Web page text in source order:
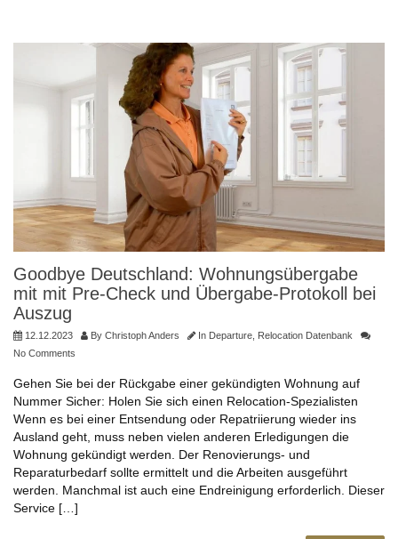
Goodbye Deutschland: Wohnungsübergabe
mit mit Pre-Check und Übergabe-Protokoll bei
Auszug
12.12.2023 By Christoph Anders In Departure
Relocation Datenbank
No Comments
Gehen Sie bei der Rückgabe einer gekündigten Wohnung auf
Nummer Sicher: Holen Sie sich einen Relocation-Spezialisten
Wenn es bei einer Entsendung oder Repatriierung wieder ins
Ausland geht, muss neben vielen anderen Erledigungen die
Wohnung gekündigt werden. Der Renovierungs- und
Reparaturbedarf sollte ermittelt und die Arbeiten ausgeführt
werden. Manchmal ist auch eine Endreinigung erforderlich. Dieser
Service […]